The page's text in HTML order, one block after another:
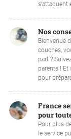
s’attaquent
Nos
Bienvenue
couches,
part ?
parents ! Et
pour
France
pour
Pour plus
le service